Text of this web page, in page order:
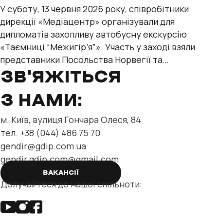
У суботу, 13 червня 2026 року, співробітники
дирекції «Медіацентр» організували для
дипломатів захопливу автобусну екскурсію
«Таємниці “Межигір’я”». Участь у заході взяли
представники Посольства Норвегії та
міжнародних організацій — Управління
Верховного
ЗВ'ЯЖІТЬСЯ
З НАМИ:
м. Київ, вулиця Гончара Олеся, 84
тел. +38 (044) 486 75 70
gendir@gdip.com.ua
gendir.gdip.com@gmail.com
ВАКАНСІЇ
Долучайтеся до нашої спільноти: